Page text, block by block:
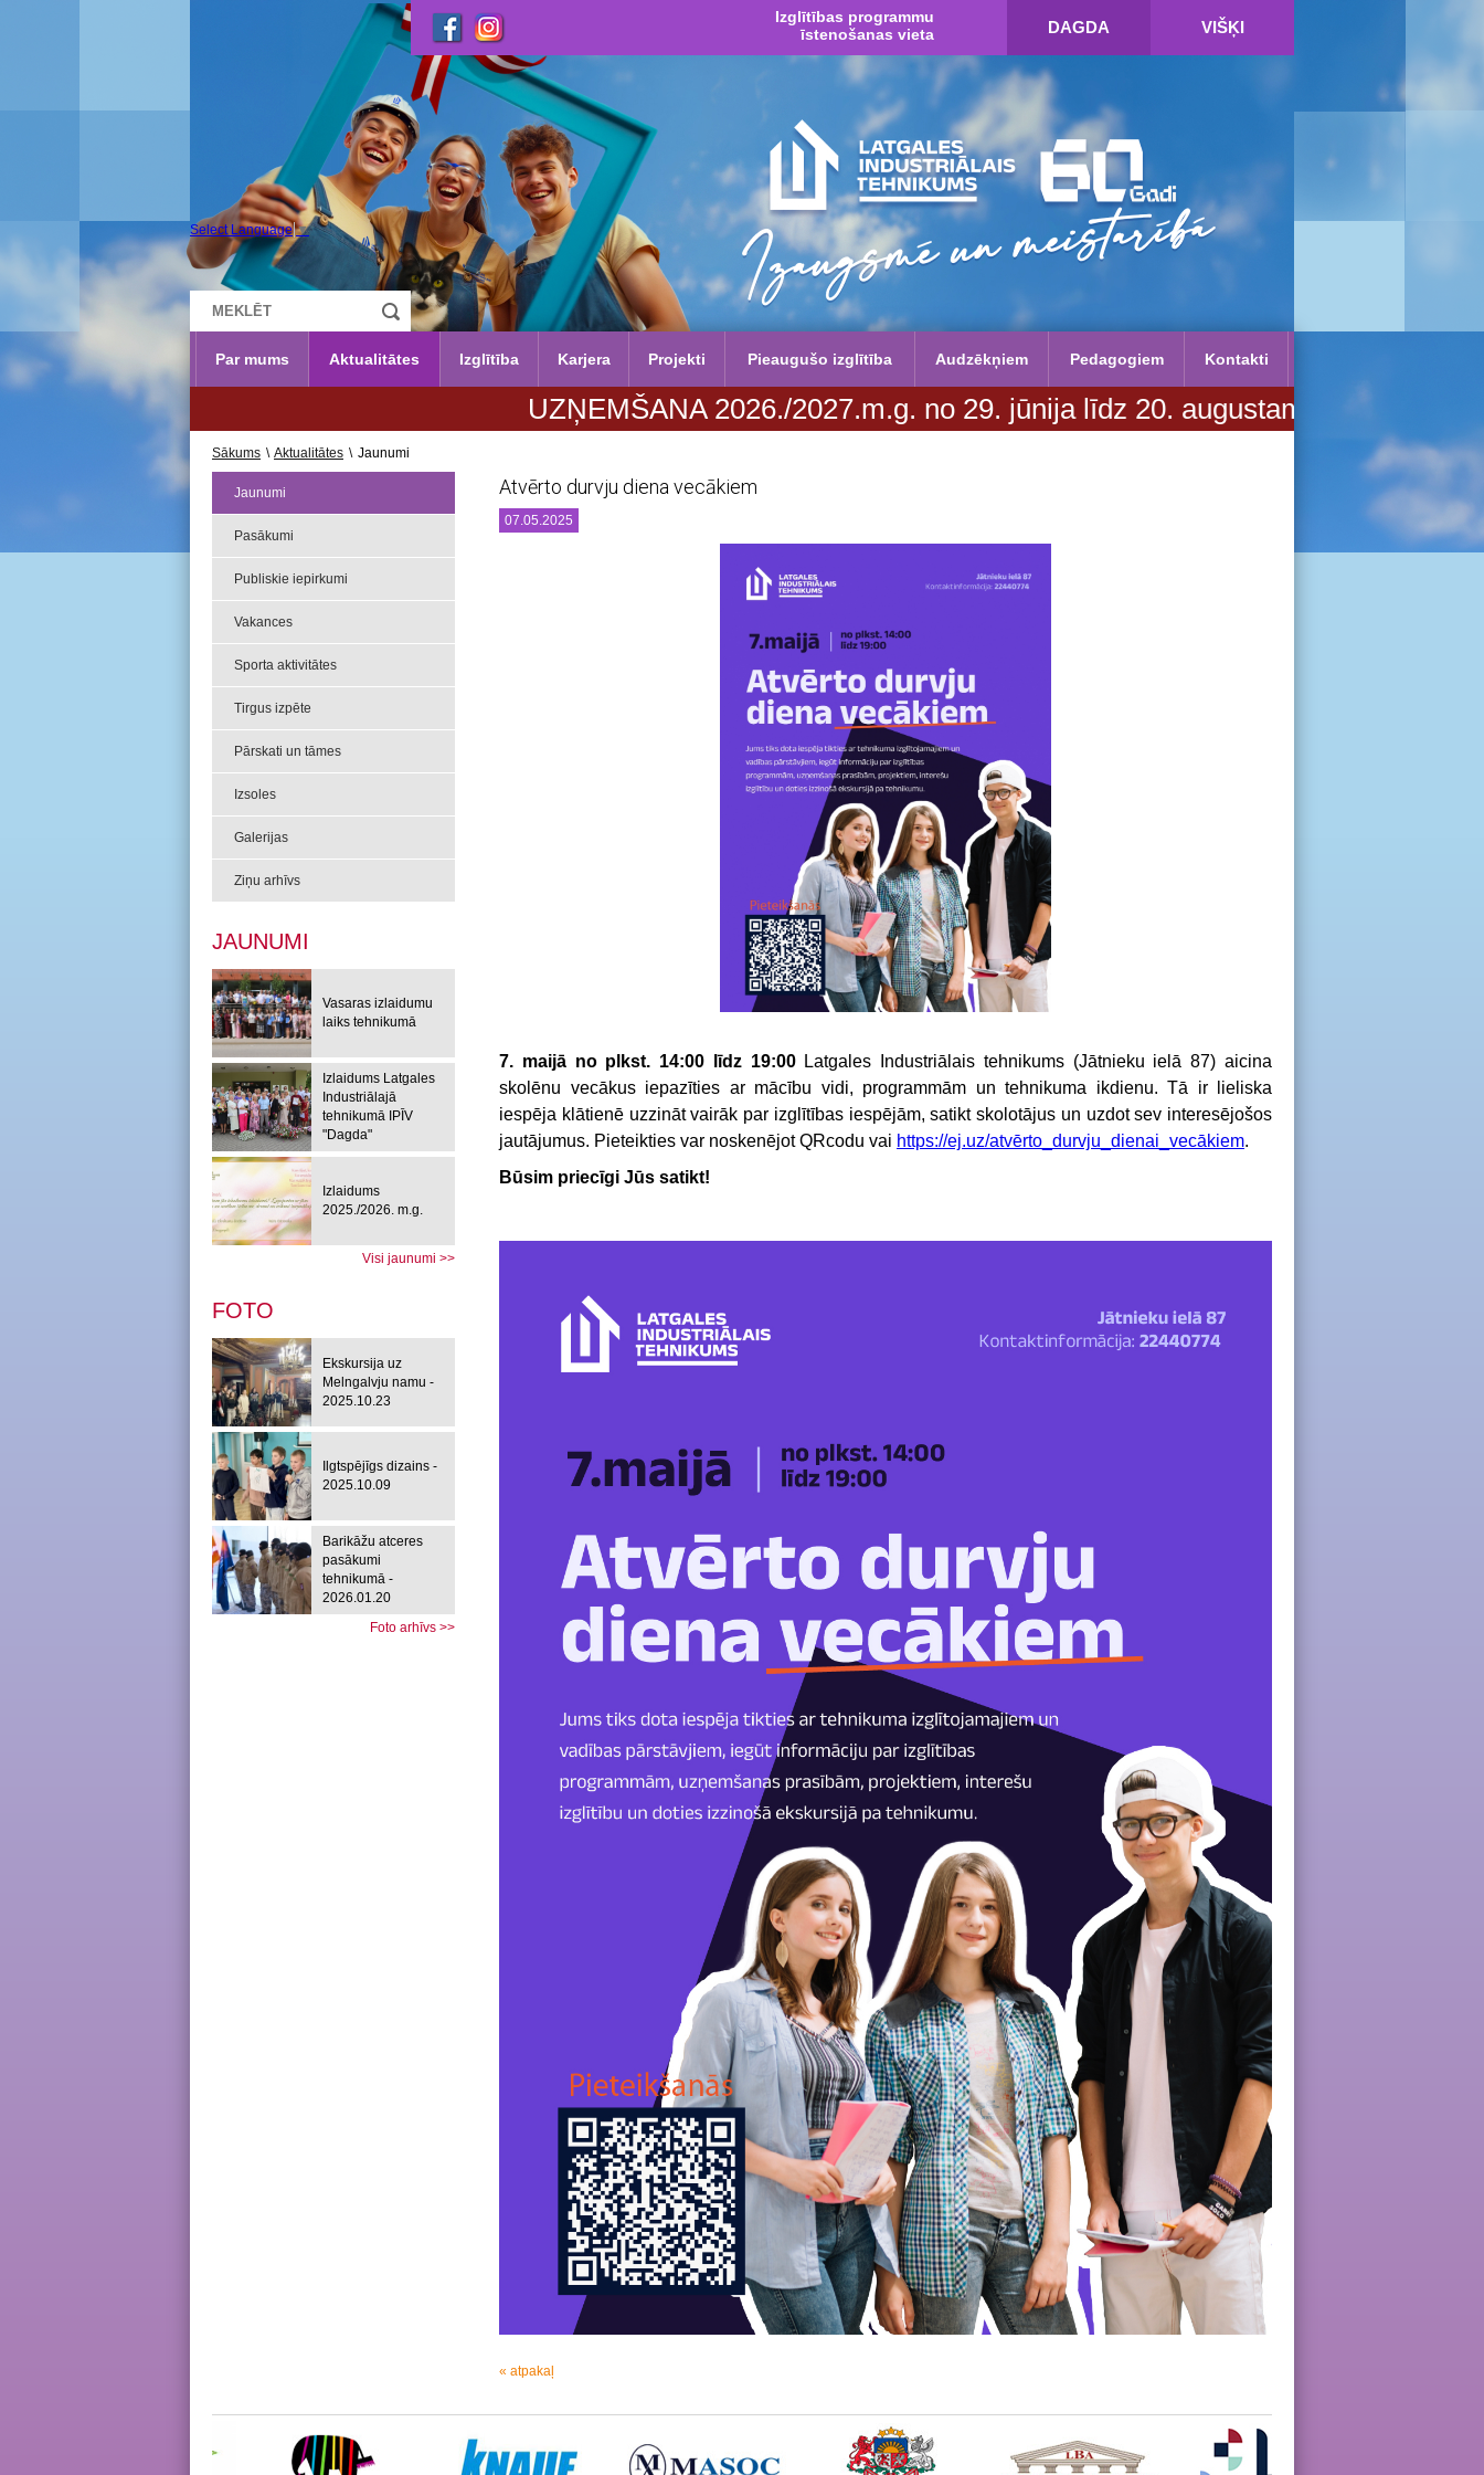
Select Language ▼
Izglītības programmu
īstenošanas vieta
DAGDA VIŠĶI
Par mums Aktualitātes Izglītība Karjera Projekti Pieaugušo izglītība Audzēkņiem Pedagogiem Kontakti
UZŅEMŠANA 2026./2027.m.g. no 29. jūnija līdz 20. augustam. Vairāk informācijas
Sākums \ Aktualitātes \ Jaunumi
Jaunumi
Pasākumi
Publiskie iepirkumi
Vakances
Sporta aktivitātes
Tirgus izpēte
Pārskati un tāmes
Izsoles
Galerijas
Ziņu arhīvs
JAUNUMI
Vasaras izlaidumu
laiks tehnikumā
Izlaidums Latgales
Industriālajā
tehnikumā IPĪV
"Dagda"
Izlaidums
2025./2026. m.g.
Visi jaunumi >>
FOTO
Ekskursija uz
Melngalvju namu -
2025.10.23
Ilgtspējīgs dizains -
2025.10.09
Barikāžu atceres
pasākumi
tehnikumā -
2026.01.20
Foto arhīvs >>
Atvērto durvju diena vecākiem
07.05.2025
7. maijā no plkst. 14:00 līdz 19:00Latgales Industriālais tehnikums (Jātnieku ielā 87) aicina
skolēnu vecākus iepazīties ar mācību vidi, programmām un tehnikuma ikdienu. Tā ir lieliska
iespēja klātienē uzzināt vairāk par izglītības iespējām, satikt skolotājus un uzdot sev interesējošos
jautājumus. Pieteikties var noskenējot QRcodu vai https://ej.uz/atvērto_durvju_dienai_vecākiem.
Būsim priecīgi Jūs satikt!
« atpakaļ